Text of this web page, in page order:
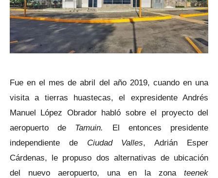
Fue en el mes de abril del año 2019, cuando en una
visita a tierras huastecas, el expresidente Andrés
Manuel López Obrador habló sobre el proyecto del
aeropuerto de Tamuin.
El entonces presidente
independiente deCiudad Valles, Adrián Esper
Cárdenas, le propuso dos alternativas de ubicación
del nuevo aeropuerto, una en la zona teenek